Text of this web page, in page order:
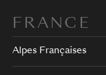
FRANCE
Alpes Françaises